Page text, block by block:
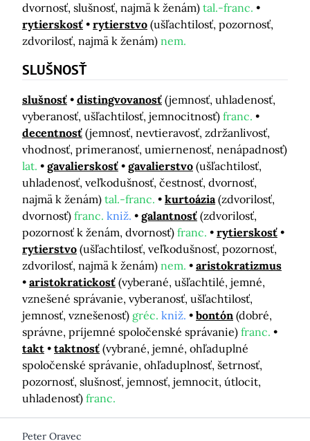
dvornosť, slušnosť, najmä k ženám) tal.-franc.
rytierskosť
rytierstvo (ušľachtilosť, pozornosť,
zdvorilosť, najmä k ženám) nem.
SLUŠNOSŤ
slušnosť distingvovanosť (jemnosť, uhladenosť,
vyberanosť, ušľachtilosť, jemnocitnosť) franc.
decentnosť (jemnosť, nevtieravosť, zdržanlivosť,
vhodnosť, primeranosť, umiernenosť, nenápadnosť)
lat.
gavalierskosť gavalierstvo (ušľachtilosť,
uhladenosť, veľkodušnosť, čestnosť, dvornosť,
najmä k ženám) tal.-franc. kurtoázia (zdvorilosť,
dvornosť) franc. kniž. galantnosť (zdvorilosť,
pozornosť k ženám, dvornosť) franc.
rytierskosť
rytierstvo (ušľachtilosť, veľkodušnosť, pozornosť,
zdvorilosť, najmä k ženám) nem.
aristokratizmus
aristokratickosť (vyberané, ušľachtilé, jemné,
vznešené správanie, vyberanosť, ušľachtilosť,
jemnosť, vznešenosť) gréc. kniž. bontón (dobré,
správne, príjemné spoločenské správanie) franc.
takt
taktnosť (vybrané, jemné, ohľaduplné
spoločenské správanie, ohľaduplnosť, šetrnosť,
pozornosť, slušnosť, jemnosť, jemnocit, útlocit,
uhladenosť) franc.
Peter Oravec